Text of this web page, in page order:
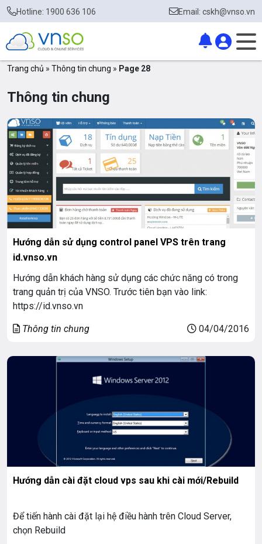
Hotline: 1900 636 106 Email: cskh@vnso.vn
Trang chủ » Thông tin chung » Page 28
Thông tin chung
Hướng dẫn sử dụng control panel VPS trên trang
id.vnso.vn
Hướng dẫn khách hàng sử dụng các chức năng có trong
trang quản trị của VNSO. Trước tiên bạn vào link:
https://id.vnso.vn
Thông tin chung 04/04/2016
Hướng dẫn cài đặt cloud vps sau khi cài mới/Rebuild
Để tiến hành cài đặt lại hệ điều hành trên Cloud Server,
chọn Rebuild